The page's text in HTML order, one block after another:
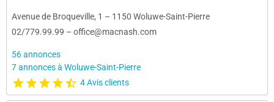
Avenue de Broqueville, 1 – 1150 Woluwe-Saint-Pierre
02/779.99.99 – office@macnash.com
56 annonces
7 annonces à Woluwe-Saint-Pierre
4 Avis clients